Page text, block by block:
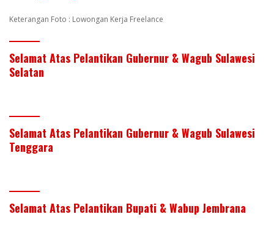
Keterangan Foto : Lowongan Kerja Freelance
Selamat Atas Pelantikan Gubernur & Wagub Sulawesi
Selatan
Selamat Atas Pelantikan Gubernur & Wagub Sulawesi
Tenggara
Selamat Atas Pelantikan Bupati & Wabup Jembrana